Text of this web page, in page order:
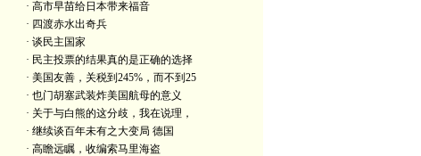
· 高市早苗给日本带来福音
· 四渡赤水出奇兵
· 谈民主国家
· 民主投票的结果真的是正确的选择
· 美国友善，关税到245%，而不到25
· 也门胡塞武装炸美国航母的意义
· 关于与白熊的这分歧，我在说理，
· 继续谈百年未有之大变局 德国
· 高瞻远瞩，收编索马里海盗